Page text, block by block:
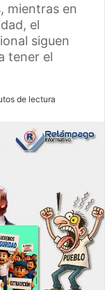
mientras en
el
siguen
tener el
de lectura